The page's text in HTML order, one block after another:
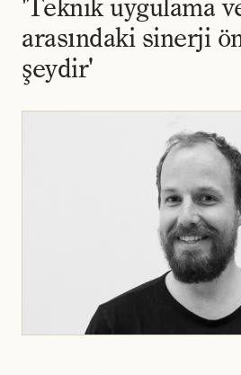
'Teknik uygulama
arasındaki sinerji
şeydir'